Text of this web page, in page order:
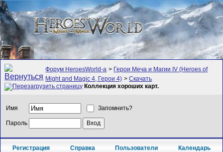
Форум HeroesWorld-а > Герои Меча и Магии IV (Heroes of
Might and Magic 4, Герои 4) >Скачать
Коллекция хороших карт.
Имя Запомнить?
Пароль
Регистрация Справка Пользователи Календарь